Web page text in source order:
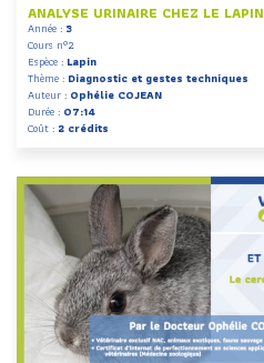
ANALYSE URINAIRE CHEZ LE LAPIN
Année : 3
Cours n°2
Espèce : Lapin
Thème : Diagnostic et gestes techniques
Auteur : Ophélie COJEAN
Durée : 07:14
Coût : 2 crédits